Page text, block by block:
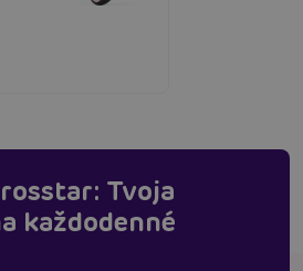
Tvoja
každodenné